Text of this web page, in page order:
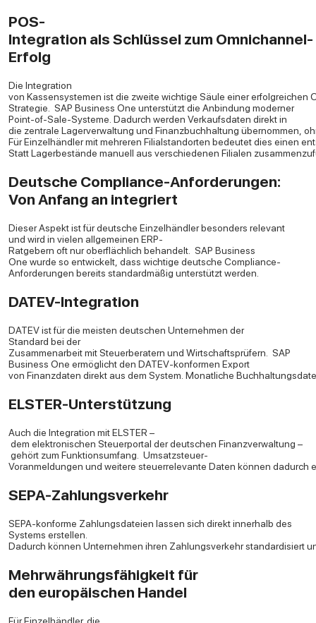
POS-
Integration als Schlüssel zum Omnichannel-
Erfolg
Die Integration
von Kassensystemen ist die zweite wichtige Säule einer erfolgreichen
Strategie. SAP Business One unterstützt die Anbindung moderner
Point-of-Sale-Systeme. Dadurch werden Verkaufsdaten direkt in
die zentrale Lagerverwaltung und Finanzbuchhaltung übernommen,
Für Einzelhändler mit mehreren Filialstandorten bedeutet dies einen
Statt Lagerbestände manuell aus verschiedenen Filialen
Deutsche Compliance-Anforderungen:
Von Anfang an integriert
Dieser Aspekt ist für deutsche Einzelhändler besonders relevant
und wird in vielen allgemeinen ERP-
Ratgebern oft nur oberflächlich behandelt. SAP Business
One wurde so entwickelt, dass wichtige deutsche Compliance-
Anforderungen bereits standardmäßig unterstützt werden.
DATEV-Integration
DATEV ist für die meisten deutschen Unternehmen der
Standard bei der
Zusammenarbeit mit Steuerberatern und Wirtschaftsprüfern. SAP
Business One ermöglicht den DATEV-konformen Export
von Finanzdaten direkt aus dem System. Monatliche
ELSTER-Unterstützung
Auch die Integration mit ELSTER –
dem elektronischen Steuerportal der deutschen Finanzverwaltung –
gehört zum Funktionsumfang. Umsatzsteuer-
Voranmeldungen und weitere steuerrelevante Daten können dadurch
SEPA-Zahlungsverkehr
SEPA-konforme Zahlungsdateien lassen sich direkt innerhalb des
Systems erstellen.
Dadurch können Unternehmen ihren Zahlungsverkehr standardisiert
Mehrwährungsfähigkeit für
den europäischen Handel